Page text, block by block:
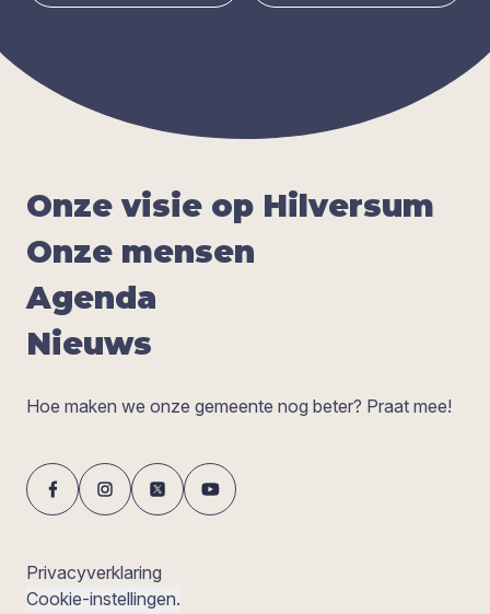
Onze visie op Hil­ver­sum
Onze men­sen
Agen­da
Nieuws
Hoe maken we onze gemeente nog beter? Praat mee!
Privacyverklaring
Cookie-instellingen.